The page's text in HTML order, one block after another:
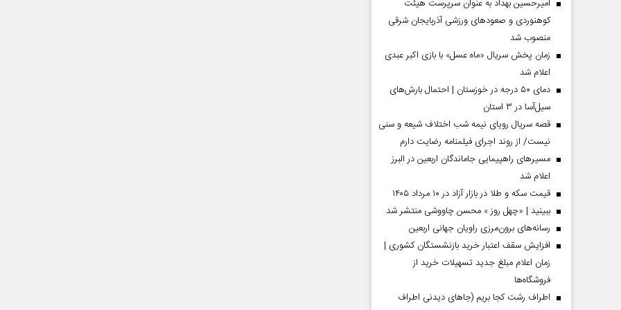
امیرحسین بهداد به عنوان سرپرست هیئت
کوهنوردی و صعودهای ورزشی آذربایجان شرقی
منصوب شد
زمان پخش سریال «ماه عسل» با بازی اکبر عبدی
اعلام شد
دمای ۵۰ درجه در خوزستان | احتمال بارش‌های
سیل‌آسا در ۳ استان
قصه سریال رویای نیمه شب اختلاف شیعه و سنی
نیست/ از روند اجرای فیلمنامه رضایت دارم
مسیر‌های راهپیمایی جاماندگان اربعین در البرز
اعلام شد
قیمت سکه و طلا در بازار آزاد در ۱۰ مرداد ۱۴۰۵
ببینید | «چهل روز » محسن چاووشی منتشر شد
رسانه‌های برون‌مرزی راویان جهانی اربعین
افزایش سقف اعتبار خرید بازنشستگان کشوری |
زمان اعلام مبلغ جدید تسهیلات خرید از
فروشگاه‌ها
اطراف رشت کجا بریم (جاهای دیدنی اطراف
صفحات نخست روزنامه ها‌ی‌سه‌شنبه ۶ مردادماه